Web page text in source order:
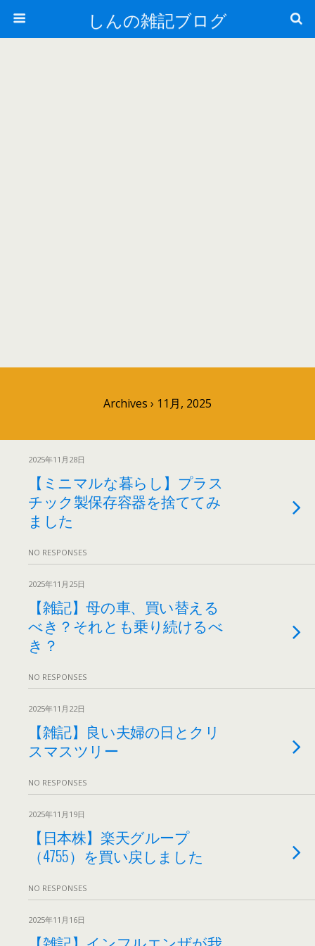
しんの雑記ブログ
Archives › 11月, 2025
2025年11月28日
【ミニマルな暮らし】プラス
チック製保存容器を捨ててみ
ました
NO RESPONSES
2025年11月25日
【雑記】母の車、買い替える
べき？それとも乗り続けるべ
き？
NO RESPONSES
2025年11月22日
【雑記】良い夫婦の日とクリ
スマスツリー
NO RESPONSES
2025年11月19日
【日本株】楽天グループ
（4755）を買い戻しました
NO RESPONSES
2025年11月16日